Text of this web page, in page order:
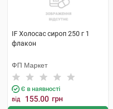
IF Холосас сироп 250 г 1
флакон
ФП Маркет
Є в наявності
від 155.00 грн